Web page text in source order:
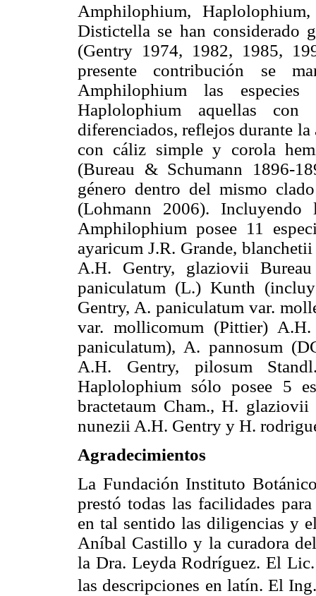
Amphilophium,
Distictella se han considerado
(Gentry 1974, 1982, 1985,
presente contribución se
Amphilophium las
Haplolophium aquellas
diferenciados, reflejos durante
con cáliz simple y corola
(Bureau & Schumann 1896-
género dentro del mismo
(Lohmann 2006). Incluyendo
Amphilophium posee 11
ayaricum J.R. Grande,
A.H. Gentry, glaziovii
paniculatum (L.) Kunth
Gentry, A. paniculatum var.
var. mollicomum (Pittier)
paniculatum), A. pannosum
A.H. Gentry, pilosum
Haplolophium sólo posee 5
bractetaum Cham., H.
nunezii A.H. Gentry y H.
Agradecimientos
La Fundación Instituto
prestó todas las facilidades
en tal sentido las diligencias y
Aníbal Castillo y la curadora
la Dra. Leyda Rodríguez. El
las descripciones en latín. El